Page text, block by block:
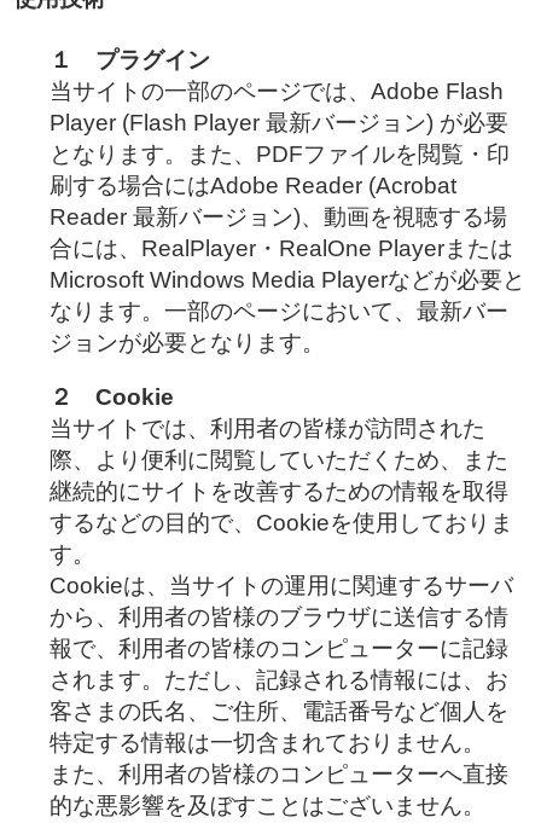
１ プラグイン
当サイトの一部のページでは、Adobe Flash
Player (Flash Player 最新バージョン) が必要
となります。また、PDFファイルを閲覧・印
刷する場合にはAdobe Reader (Acrobat
Reader 最新バージョン)、動画を視聴する場
合には、RealPlayer・RealOne Playerまたは
Microsoft Windows Media Playerなどが必要と
なります。一部のページにおいて、最新バー
ジョンが必要となります。
２ Cookie
当サイトでは、利用者の皆様が訪問された
際、より便利に閲覧していただくため、また
継続的にサイトを改善するための情報を取得
するなどの目的で、Cookieを使用しておりま
す。
Cookieは、当サイトの運用に関連するサーバ
から、利用者の皆様のブラウザに送信する情
報で、利用者の皆様のコンピューターに記録
されます。ただし、記録される情報には、お
客さまの氏名、ご住所、電話番号など個人を
特定する情報は一切含まれておりません。
また、利用者の皆様のコンピューターへ直接
的な悪影響を及ぼすことはございません。